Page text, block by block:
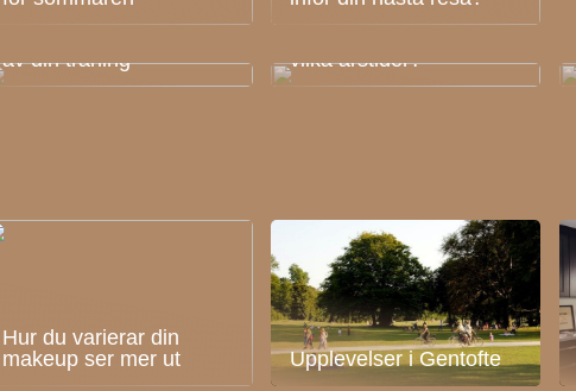
av din träning
vilka årstider?
Hur du varierar din
makeup ser mer ut
Upplevelser i Gentofte